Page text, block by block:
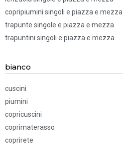
copripiumini singoli e piazza e mezza
trapunte singole e piazza e mezza
trapuntini singoli e piazza e mezza
bianco
cuscini
piumini
copricuscini
coprimaterasso
coprirete